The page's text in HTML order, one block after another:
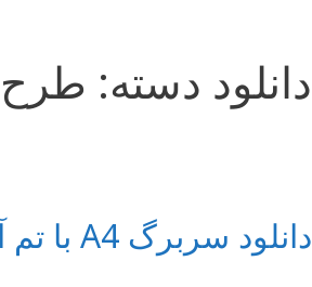
دانلود دسته: طرح
دانلود سربرگ A4 با تم آبی (رایگان)